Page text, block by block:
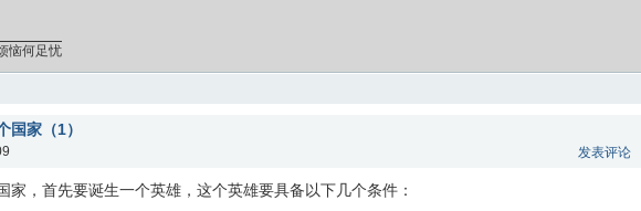
恼何足忧
国家（1）
发表评论
家，首先要诞生一个英雄，这个英雄要具备以下几个条件：